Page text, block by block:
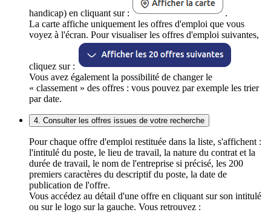
handicap) en cliquant sur :
.
La carte affiche uniquement les offres d'emploi que vous
voyez à l'écran. Pour visualiser les offres d'emploi suivantes,
cliquez sur :
Vous avez également la possibilité de changer le
« classement » des offres : vous pouvez par exemple les trier
par date.
4. Consulter les offres issues de votre recherche
Pour chaque offre d'emploi restituée dans la liste, s'affichent :
l'intitulé du poste, le lieu de travail, la nature du contrat et la
durée de travail, le nom de l'entreprise si précisé, les 200
premiers caractères du descriptif du poste, la date de
publication de l'offre.
Vous accédez au détail d'une offre en cliquant sur son intitulé
ou sur le logo sur la gauche. Vous retrouvez :